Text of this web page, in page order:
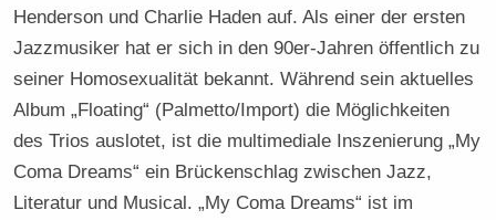
Henderson und Charlie Haden auf. Als einer der ersten
Jazzmusiker hat er sich in den 90er-Jahren öffentlich zu
seiner Homosexualität bekannt. Während sein aktuelles
Album „Floating“ (Palmetto/Import) die Möglichkeiten
des Trios auslotet, ist die multimediale Inszenierung „My
Coma Dreams“ ein Brückenschlag zwischen Jazz,
Literatur und Musical. „My Coma Dreams“ ist im